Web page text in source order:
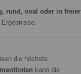
rund, oval oder in freier
die höchste
kann die